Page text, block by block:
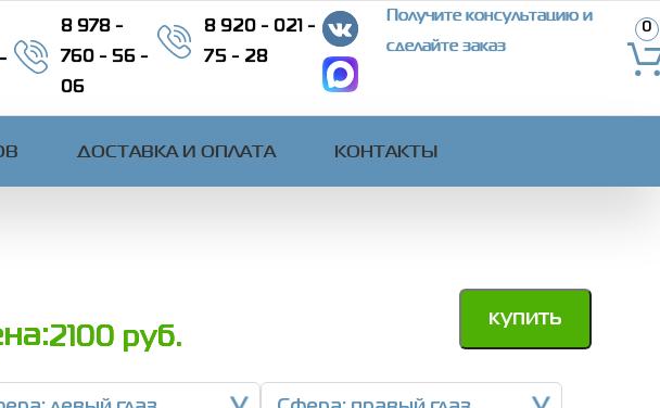
8 978 -
760 - 56 -
06
8 920 - 021 -
75 - 28
Получите консультацию и
сделайте заказ
0
ДОСТАВКА И ОПЛАТА КОНТАКТЫ
2100 руб.
купить